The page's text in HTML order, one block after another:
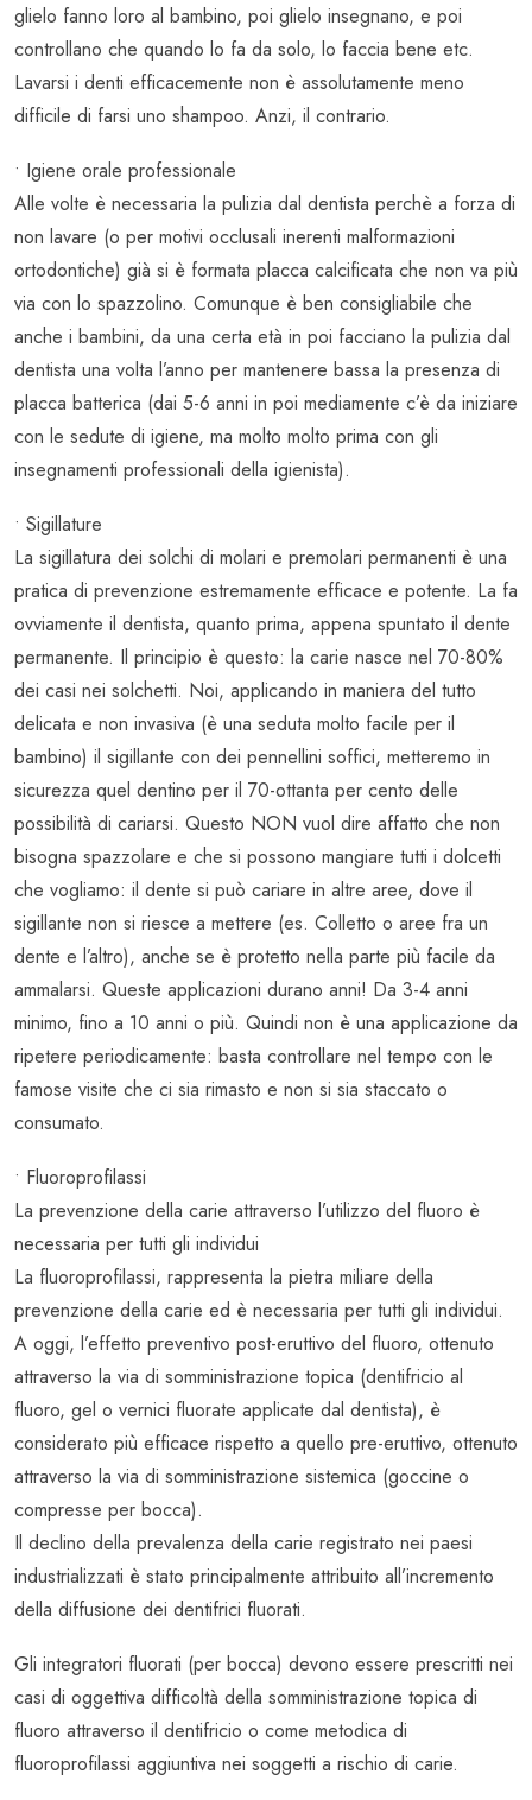
glielo fanno loro al bambino, poi glielo insegnano, e poi
controllano che quando lo fa da solo, lo faccia bene etc.
Lavarsi i denti efficacemente non è assolutamente meno
difficile di farsi uno shampoo. Anzi, il contrario.
• Igiene orale professionale
Alle volte è necessaria la pulizia dal dentista perchè a forza di
non lavare (o per motivi occlusali inerenti malformazioni
ortodontiche) già si è formata placca calcificata che non va più
via con lo spazzolino. Comunque è ben consigliabile che
anche i bambini, da una certa età in poi facciano la pulizia dal
dentista una volta l’anno per mantenere bassa la presenza di
placca batterica (dai 5-6 anni in poi mediamente c’è da iniziare
con le sedute di igiene, ma molto molto prima con gli
insegnamenti professionali della igienista).
• Sigillature
La sigillatura dei solchi di molari e premolari permanenti è una
pratica di prevenzione estremamente efficace e potente. La fa
ovviamente il dentista, quanto prima, appena spuntato il dente
permanente. Il principio è questo: la carie nasce nel 70-80%
dei casi nei solchetti. Noi, applicando in maniera del tutto
delicata e non invasiva (è una seduta molto facile per il
bambino) il sigillante con dei pennellini soffici, metteremo in
sicurezza quel dentino per il 70-ottanta per cento delle
possibilità di cariarsi. Questo NON vuol dire affatto che non
bisogna spazzolare e che si possono mangiare tutti i dolcetti
che vogliamo: il dente si può cariare in altre aree, dove il
sigillante non si riesce a mettere (es. Colletto o aree fra un
dente e l’altro), anche se è protetto nella parte più facile da
ammalarsi. Queste applicazioni durano anni! Da 3-4 anni
minimo, fino a 10 anni o più. Quindi non è una applicazione da
ripetere periodicamente: basta controllare nel tempo con le
famose visite che ci sia rimasto e non si sia staccato o
consumato.
• Fluoroprofilassi
La prevenzione della carie attraverso l’utilizzo del fluoro è
necessaria per tutti gli individui
La fluoroprofilassi, rappresenta la pietra miliare della
prevenzione della carie ed è necessaria per tutti gli individui.
A oggi, l’effetto preventivo post-eruttivo del fluoro, ottenuto
attraverso la via di somministrazione topica (dentifricio al
fluoro, gel o vernici fluorate applicate dal dentista), è
considerato più efficace rispetto a quello pre-eruttivo, ottenuto
attraverso la via di somministrazione sistemica (goccine o
compresse per bocca).
Il declino della prevalenza della carie registrato nei paesi
industrializzati è stato principalmente attribuito all’incremento
della diffusione dei dentifrici fluorati.
Gli integratori fluorati (per bocca) devono essere prescritti nei
casi di oggettiva difficoltà della somministrazione topica di
fluoro attraverso il dentifricio o come metodica di
fluoroprofilassi aggiuntiva nei soggetti a rischio di carie.